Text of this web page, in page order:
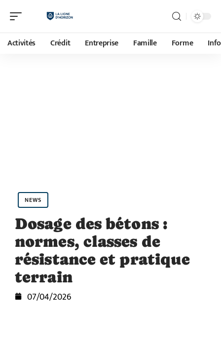
Activités Crédit Entreprise Famille Forme
NEWS
Dosage des bétons :
normes, classes de
résistance et pratique
terrain
07/04/2026